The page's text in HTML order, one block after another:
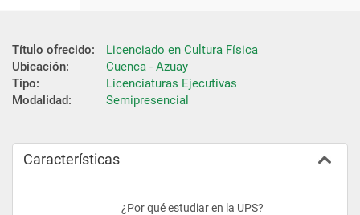
Título ofrecido:
Licenciado en Cultura Física
Ubicación:
Cuenca - Azuay
Tipo:
Licenciaturas Ejecutivas
Modalidad:
Semipresencial
Características
					¿Por qué estudiar en la UPS?